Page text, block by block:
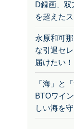
D録画、
を超えた
永原和可
な引退セ
届けたい！
「海」と
BTOワイ
しい海を守